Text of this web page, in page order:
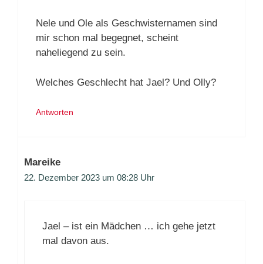
Nele und Ole als Geschwisternamen sind
mir schon mal begegnet, scheint
naheliegend zu sein.
Welches Geschlecht hat Jael? Und Olly?
Antworten
Mareike
22. Dezember 2023 um 08:28 Uhr
Jael – ist ein Mädchen … ich gehe jetzt
mal davon aus.